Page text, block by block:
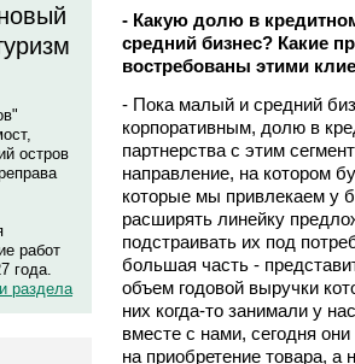
остров
работ
года.
раздела
- Какую долю в
средний бизнес? Какие
востребованы этими
- Пока малый и средний
корпоративным, долю в
партнерства с этим
направление, на котором
которые мы привлекаем у
расширять линейку
подстраивать их под
большая часть -
объем годовой выручки
них когда-то занимали у
вместе с нами, сегодня
на приобретение товара,